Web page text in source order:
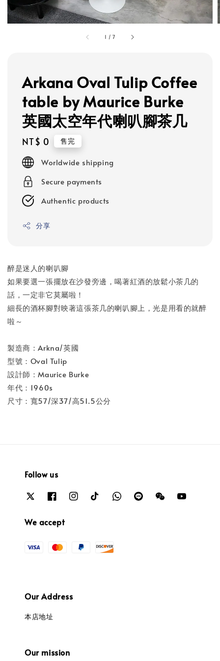
1 /7
Arkana Oval Tulip Coffee
table by Maurice Burke
英國太空年代喇叭腳茶几
Regular
price
NT$ 0 售完
Worldwide shipping
Secure payments
Authentic products
分享
醉是迷人的喇叭腳
如果要選一張擺放在沙發旁邊，喝著紅酒的放鬆小茶几的
話，一定非它莫屬啦！
細長的酒杯腳對映著這張茶几的喇叭腳上，光是用看的就醉
啦～
製造商：Arkna/英國
型號：Oval Tulip
設計師：Maurice Burke
年代：1960s
尺寸：寬57/深37/高51.5公分
Follow us
We accept
Our Address
本店地址
Our mission